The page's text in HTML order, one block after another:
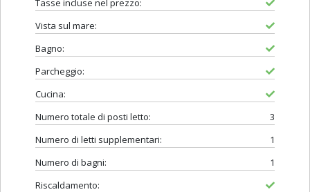
Tasse incluse nel prezzo:
Vista sul mare:
Bagno:
Parcheggio:
Cucina:
Numero totale di posti letto:
3
Numero di letti supplementari:
1
Numero di bagni:
1
Riscaldamento: